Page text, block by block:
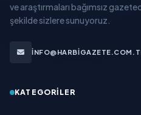
ve araştırmaları bağımsız
şekilde sizlere sunuyoruz.
KATEGORILER